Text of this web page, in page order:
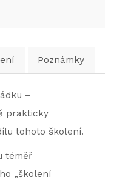
Poznámky
–
prakticky
tohoto školení.
téměř
„školení